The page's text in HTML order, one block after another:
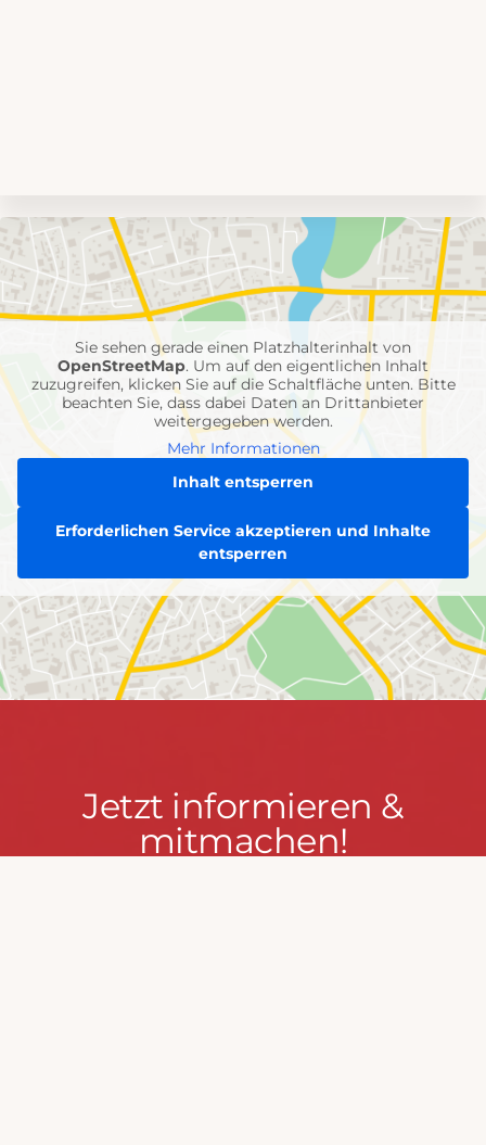
Umgebungskarte
mit
Feuerwehr-
Einheiten
Sie sehen gerade einen Platzhalterinhalt von
OpenStreetMap. Um auf den eigentlichen Inhalt
zuzugreifen, klicken Sie auf die Schaltfläche unten. Bitte
beachten Sie, dass dabei Daten an Drittanbieter
weitergegeben werden.
Mehr Informationen
Inhalt entsperren
Erforderlichen Service akzeptieren und Inhalte
entsperren
Jetzt
informieren
Jetzt informieren &
mitmachen!